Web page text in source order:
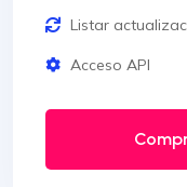
Listar
Acceso API